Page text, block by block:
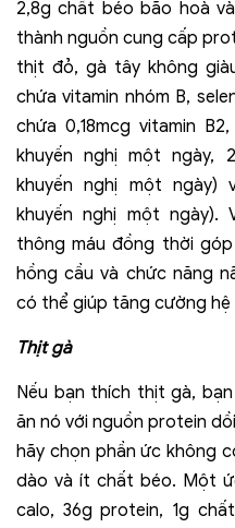
2,8g chất béo bão hoà
thành nguồn cung cấp
thịt đỏ, gà tây không
chứa vitamin nhóm B,
chứa 0,18mcg vitamin
khuyến nghị một ngày,
khuyến nghị một ngày)
khuyến nghị một ngày).
thông máu đồng thời
hồng cầu và chức năng
có thể giúp tăng cường hệ
Thịt gà
Nếu bạn thích thịt gà,
ăn nó với nguồn protein
hãy chọn phần ức không
dào và ít chất béo. Một
calo, 36g protein, 1g